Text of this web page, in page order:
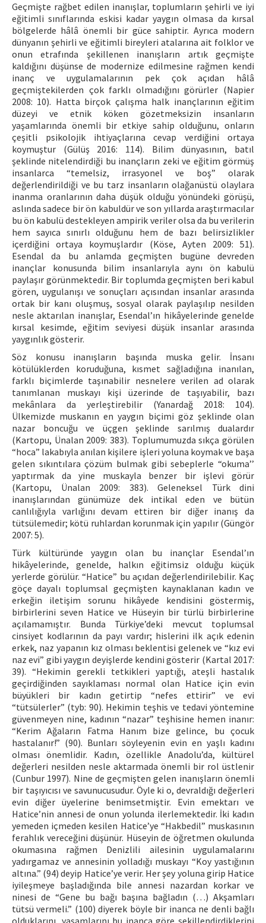
Geçmişte rağbet edilen inanışlar, toplumların şehirli ve iyi
eğitimli sınıflarında eskisi kadar yaygın olmasa da kırsal
bölgelerde hâlâ önemli bir güce sahiptir. Ayrıca modern
dünyanın şehirli ve eğitimli bireyleri atalarına ait folklor ve
onun etrafında şekillenen inanışların artık geçmişte
kaldığını düşünse de modernize edilmesine rağmen kendi
inanç ve uygulamalarının pek çok açıdan hâlâ
geçmiştekilerden çok farklı olmadığını görürler (Napier
2008: 10). Hatta birçok çalışma halk inançlarının eğitim
düzeyi ve etnik köken gözetmeksizin insanların
yaşamlarında önemli bir etkiye sahip olduğunu, onların
çeşitli psikolojik ihtiyaçlarına cevap verdiğini ortaya
koymuştur (Gülüş 2016: 114). Bilim dünyasının, batıl
şeklinde nitelendirdiği bu inançların zeki ve eğitim görmüş
insanlarca “temelsiz, irrasyonel ve boş” olarak
değerlendirildiği ve bu tarz insanların olağanüstü olaylara
inanma oranlarının daha düşük olduğu yönündeki görüşü,
aslında sadece bir ön kabuldür ve son yıllarda araştırmacılar
bu ön kabulü destekleyen ampirik veriler olsa da bu verilerin
hem sayıca sınırlı olduğunu hem de bazı belirsizlikler
içerdiğini ortaya koymuşlardır (Köse, Ayten 2009: 51).
Esendal da bu anlamda geçmişten bugüne devreden
inançlar konusunda bilim insanlarıyla aynı ön kabulü
paylaşır görünmektedir. Bir toplumda geçmişten beri kabul
gören, uygulanışı ve sonuçları açısından insanlar arasında
ortak bir kanı oluşmuş, sosyal olarak paylaşılıp nesilden
nesle aktarılan inanışlar, Esendal’ın hikâyelerinde genelde
kırsal kesimde, eğitim seviyesi düşük insanlar arasında
yaygınlık gösterir.
Söz konusu inanışların başında muska gelir. İnsanı
kötülüklerden koruduğuna, kısmet sağladığına inanılan,
farklı biçimlerde taşınabilir nesnelere verilen ad olarak
tanımlanan muskayı kişi üzerinde de taşıyabilir, bazı
mekânlara da yerleştirebilir (Yanardağ 2018: 104).
Ülkemizde muskanın en yaygın biçimi göz şeklinde olan
nazar boncuğu ve üçgen şeklinde sarılmış dualardır
(Kartopu, Ünalan 2009: 383). Toplumumuzda sıkça görülen
“hoca” lakabıyla anılan kişilere işleri yoluna koymak ve başa
gelen sıkıntılara çözüm bulmak gibi sebeplerle “okuma’’
yaptırmak da yine muskayla benzer bir işlevi görür
(Kartopu, Ünalan 2009: 383). Geleneksel Türk dini
inanışlarından günümüze dek intikal eden ve bütün
canlılığıyla varlığını devam ettiren bir diğer inanış da
tütsülemedir; kötü ruhlardan korunmak için yapılır (Güngör
2007: 5).
Türk kültüründe yaygın olan bu inançlar Esendal’ın
hikâyelerinde, genelde, halkın eğitimsiz olduğu küçük
yerlerde görülür. “Hatice” bu açıdan değerlendirilebilir. Kaç
göçe dayalı toplumsal geçmişten kaynaklanan kadın ve
erkeğin iletişim sorunu hikâyede kendisini göstermiş,
birbirlerini seven Hatice ve Hüseyin bir türlü birbirlerine
açılamamıştır. Bunda Türkiye’deki mevcut toplumsal
cinsiyet kodlarının da payı vardır; hislerini ilk açık edenin
erkek, naz yapanın kız olması beklentisi gelenek ve “kız evi
naz evi” gibi yaygın deyişlerde kendini gösterir (Kartal 2017:
39). “Hekimin gerekli tetkikleri yaptığı, ateşli hastalık
geçirdiğinden sayıklaması normal olan Hatice için evin
büyükleri bir kadın getirtip “nefes ettirir” ve evi
“tütsülerler” (tyb: 90). Hekimin teşhis ve tedavi yöntemine
güvenmeyen nine, kadının “nazar” teşhisine hemen inanır:
“Kerim Ağaların Fatma Hanım bize gelince, bu çocuk
hastalanır!” (90). Bunları söyleyenin evin en yaşlı kadını
olması önemlidir. Kadın, özellikle Anadolu’da, kültürel
değerleri nesilden nesle aktarmada önemli bir rol üstlenir
(Cunbur 1997). Nine de geçmişten gelen inanışların önemli
bir taşıyıcısı ve savunucusudur. Öyle ki o, devraldığı değerleri
evin diğer üyelerine benimsetmiştir. Evin emektarı ve
Hatice’nin annesi de onun yolunda ilerlemektedir. İki kadın
yemeden içmeden kesilen Hatice’ye “Hakbedil” muskasının
ferahlık vereceğini düşünür. Hüseyin de öğretmen okulunda
okumasına rağmen Denizlili ailesinin uygulamalarını
yadırgamaz ve annesinin yolladığı muskayı “Koy yastığının
altına.” (94) deyip Hatice’ye verir. Her şey yoluna girip Hatice
iyileşmeye başladığında bile annesi nazardan korkar ve
ninesi de “Gene bu bağı başına bağladın (…) Akşamları
tütsü vermeli.” (100) diyerek böyle bir inanca ne denli bağlı